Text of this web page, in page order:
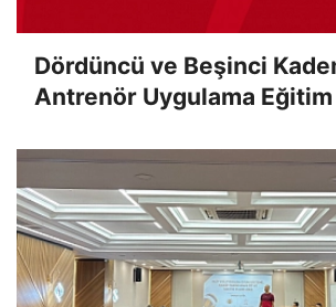
Dördüncü ve Beşinci
Antrenör Uygulama Eğitim